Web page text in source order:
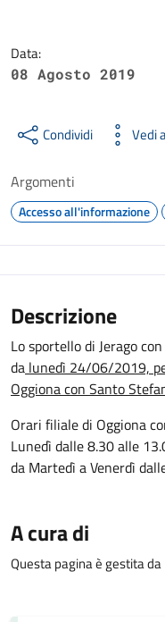
Data:
08 Agosto 2019
Condividi Vedi
Argomenti
Accesso all'informazione
Descrizione
Lo sportello di Jerago
da lunedì 24/06/2019,
Oggiona con Santo
Orari filiale di Oggiona
Lunedì dalle 8.30 alle
da Martedì a Venerdì
A cura di
Questa pagina è gestita da